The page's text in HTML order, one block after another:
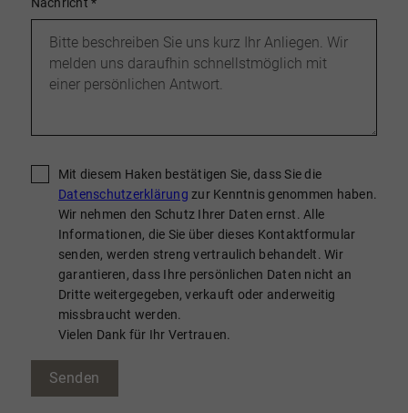
Nachricht*
Mit diesem Haken bestätigen Sie, dass Sie die
Datenschutzerklärung zur Kenntnis genommen haben.
Wir nehmen den Schutz Ihrer Daten ernst. Alle
Informationen, die Sie über dieses Kontaktformular
senden, werden streng vertraulich behandelt. Wir
garantieren, dass Ihre persönlichen Daten nicht an
Dritte weitergegeben, verkauft oder anderweitig
missbraucht werden.
Vielen Dank für Ihr Vertrauen.
Senden